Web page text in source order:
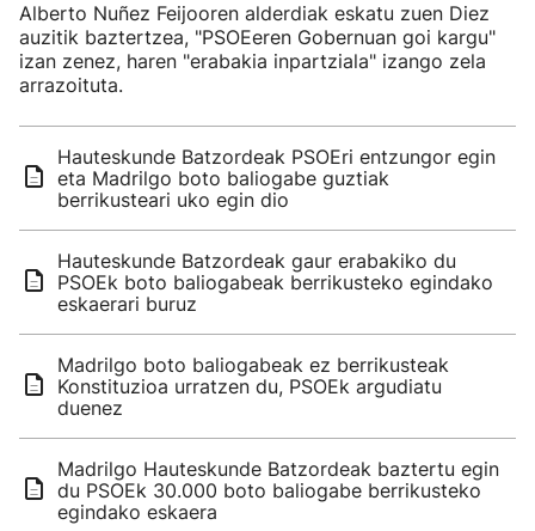
Alberto Nuñez Feijooren alderdiak eskatu zuen Diez
auzitik baztertzea, "PSOEeren Gobernuan goi kargu"
izan zenez, haren "erabakia inpartziala" izango zela
arrazoituta.
Hauteskunde Batzordeak PSOEri entzungor egin
eta Madrilgo boto baliogabe guztiak
berrikusteari uko egin dio
Hauteskunde Batzordeak gaur erabakiko du
PSOEk boto baliogabeak berrikusteko egindako
eskaerari buruz
Madrilgo boto baliogabeak ez berrikusteak
Konstituzioa urratzen du, PSOEk argudiatu
duenez
Madrilgo Hauteskunde Batzordeak baztertu egin
du PSOEk 30.000 boto baliogabe berrikusteko
egindako eskaera